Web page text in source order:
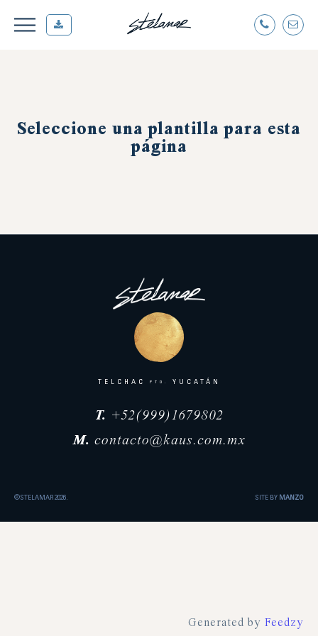
Seleccione una plantilla para esta
página
TELCHAC PTO. YUCATÁN
T. +52(999)1679802
M. contacto@kaus.com.mx
©STELAMAR 2026. SITE BY MANZO
Generated by Feedzy